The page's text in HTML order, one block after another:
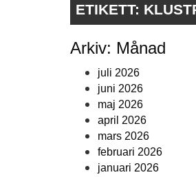
ETIKETT:
Arkiv: Månad
juli 2026
juni 2026
maj 2026
april 2026
mars 2026
februari 2026
januari 2026